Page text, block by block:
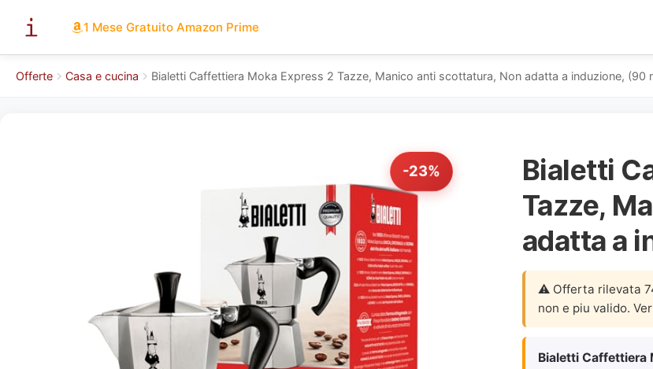
1 Mese Gratuito Amazon Prime
Offerte Casa e cucina Bialetti Caffettiera Moka Express 2 Tazze, Manico anti scottatura, Non adatta a induzione, (90
-23%
Bialetti
Tazze,
adatta a
⚠️ Offerta rilevata
non e piu valido.
Bialetti Caffettiera